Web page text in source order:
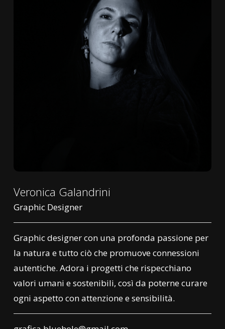
Veronica Galandrini
Graphic Designer
Graphic designer con una profonda passione per
la natura e tutto ciò che promuove connessioni
autentiche. Adora i progetti che rispecchiano
valori umani e sostenibili, così da poterne curare
ogni aspetto con attenzione e sensibilità.